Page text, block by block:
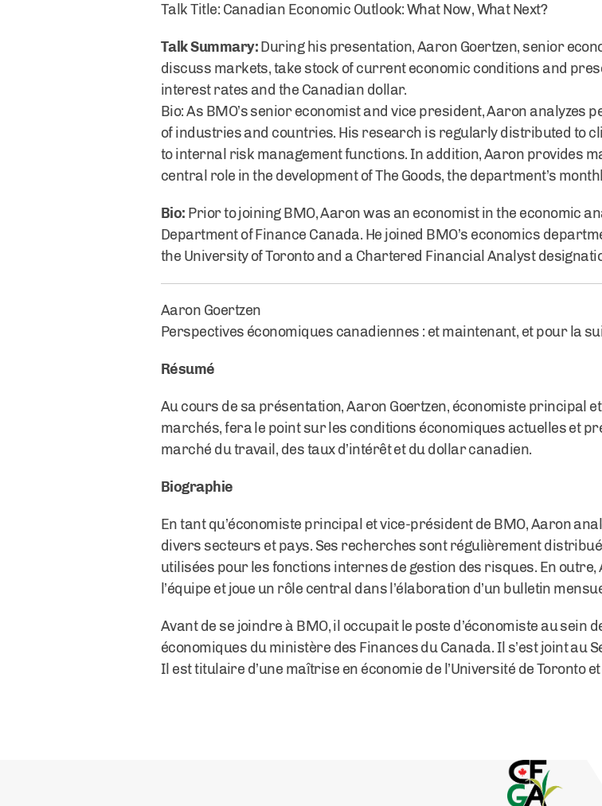
Talk Title: Canadian Economic Outlook: What Now, What Next?
Talk Summary:During his presentation, Aaron Goertzen, senior
discuss markets, take stock of current economic conditions and
interest rates and the Canadian dollar.
Bio: As BMO’s senior economist and vice president, Aaron
of industries and countries. His research is regularly distributed to
to internal risk management functions. In addition, Aaron provides
central role in the development of The Goods, the department’s
Bio: Prior to joining BMO, Aaron was an economist in the economic
Department of Finance Canada. He joined BMO’s economics
the University of Toronto and a Chartered Financial Analyst
Aaron Goertzen
Perspectives économiques canadiennes : et maintenant, et pour la
Résumé
Au cours de sa présentation, Aaron Goertzen, économiste principal
marchés, fera le point sur les conditions économiques actuelles et
marché du travail, des taux d’intérêt et du dollar canadien.
Biographie
En tant qu’économiste principal et vice-président de BMO, Aaron
divers secteurs et pays. Ses recherches sont régulièrement
utilisées pour les fonctions internes de gestion des risques. En
l’équipe et joue un rôle central dans l’élaboration d’un bulletin
Avant de se joindre à BMO, il occupait le poste d’économiste au sein
économiques du ministère des Finances du Canada. Il s’est joint au
Il est titulaire d’une maîtrise en économie de l’Université de Toronto